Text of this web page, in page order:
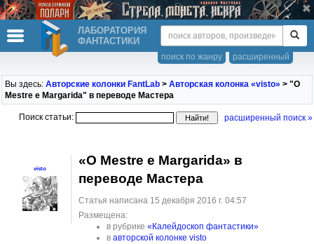
ЛАБОРАТОРИЯ
ФАНТАСТИКИ
расширенный
поиск по жанру
Вы здесь: Авторские колонки FantLab > Авторская колонка «visto» > "O
Mestre e Margarida" в переводе Мастера
Поиск статьи: расширенный поиск »
visto
«O Mestre e Margarida» в
переводе Мастера
Статья написана 15 декабря 2016 г. 04:57
Размещена:
в рубрике «Калейдоскоп фантастики»
в авторской колонке visto